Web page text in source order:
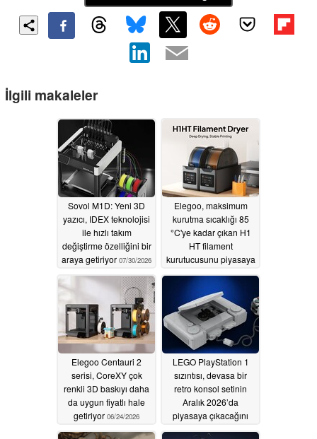
İlgili makaleler
Sovol M1D: Yeni 3D
yazıcı, IDEX teknolojisi
ile hızlı takım
değiştirme özelliğini bir
araya getiriyor 07/30/2026
Elegoo, maksimum
kurutma sıcaklığı 85
°C'ye kadar çıkan H1
HT filament
kurutucusunu piyasaya
sürdü07/24/2026
Elegoo Centauri 2
serisi, CoreXY çok
renkli 3D baskıyı daha
da uygun fiyatlı hale
getiriyor 06/24/2026
LEGO PlayStation 1
sızıntısı, devasa bir
retro konsol setinin
Aralık 2026’da
piyasaya çıkacağını
gösteriyor06/22/2026